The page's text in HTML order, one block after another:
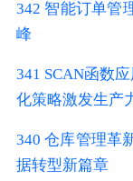
342 智能订单管
峰
341 SCAN函数
化策略激发生产
340 仓库管理革
据转型新篇章